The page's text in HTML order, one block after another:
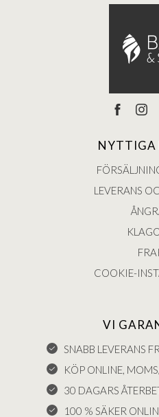
NYTTIGA
LEVERANS
COOKIE-
VI
SNABB LEVERANS
KÖP ONLINE,
30 DAGARS
100 % SÄKER